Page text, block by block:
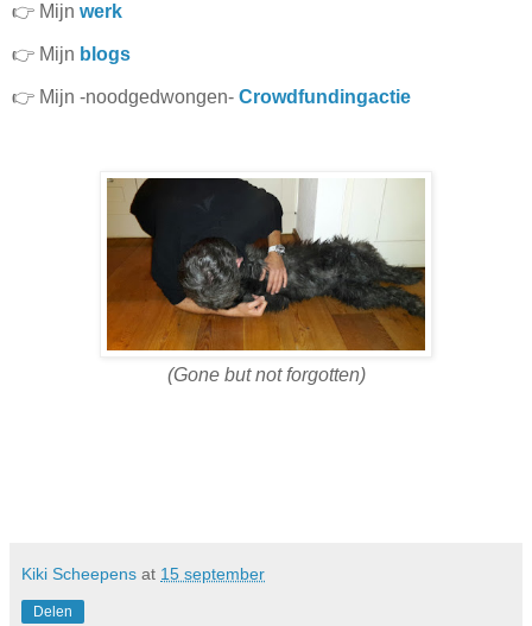
👉 Mijn werk
👉 Mijn blogs
👉 Mijn -noodgedwongen- Crowdfundingactie
(Gone but not forgotten)
Kiki Scheepens at 15 september
Delen